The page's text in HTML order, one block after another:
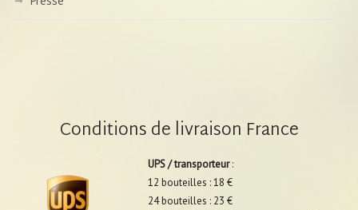
Conditions de livraison France
UPS / transporteur:
12 bouteilles : 18 €
24 bouteilles : 23 €